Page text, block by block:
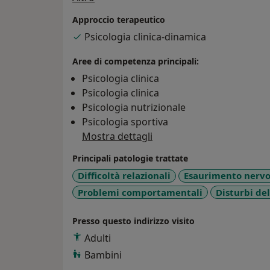
psicologico agli adolescenti, aiutandoli a
quella scolastica con maggiore serenità e
Approccio terapeutico
Psicologia clinica-dinamica
Aree di competenza principali:
Psicologia clinica
Psicologia clinica
Psicologia nutrizionale
Psicologia sportiva
Mostra dettagli
Principali patologie trattate
Difficoltà relazionali Esaurimento
Problemi comportamentali
Disturbi
Presso questo indirizzo visito
Adulti
Bambini